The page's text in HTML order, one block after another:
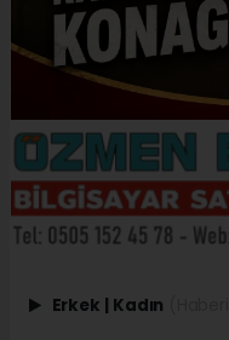
Erkek | Kadın